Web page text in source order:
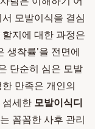
모발이식을 결심
지에 대한 과정은
생착률'을 전면에
단순히 심은 모발
만족은 개인의
세한 모발이식디
꼼꼼한 사후 관리